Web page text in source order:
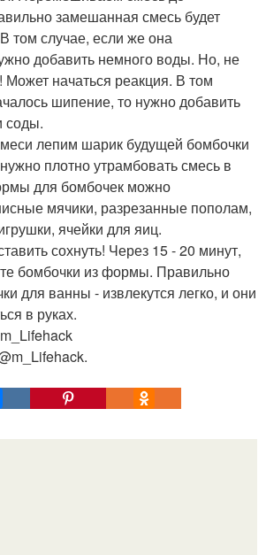
замешанная смесь будет
том случае, если же она
добавить немного воды. Но, не
Может начаться реакция. В том
шипение, то нужно добавить
соды.
лепим шарик будущей бомбочки
плотно утрамбовать смесь в
для бомбочек можно
мячики, разрезанные пополам,
ячейки для яиц.
сохнуть! Через 15 - 20 минут,
бомбочки из формы. Правильно
для ванны - извлекутся легко, и они
в руках.